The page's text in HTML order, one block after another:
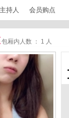
持人 会员购点
包厢内人数 ： 1 人